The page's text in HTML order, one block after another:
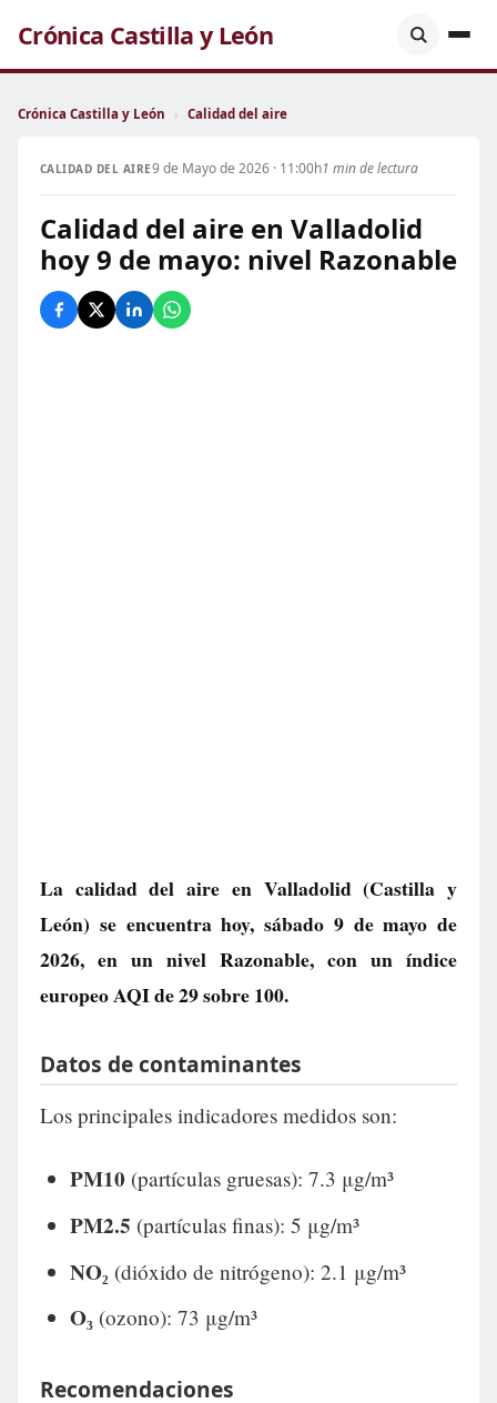
Crónica Castilla y León
Crónica Castilla y León › Calidad del aire
CALIDAD DEL AIRE9 de Mayo de 2026 · 11:00h1 min de lectura
Calidad del aire en Valladolid
hoy 9 de mayo: nivel Razonable
La calidad del aire en Valladolid(Castilla y
León) se encuentra hoy, sábado 9 de mayo de
2026, en un nivel Razonable, con un índice
europeo AQI de29sobre 100.
Datos de contaminantes
Los principales indicadores medidos son:
PM10 (partículas gruesas): 7.3 μg/m³
PM2.5 (partículas finas): 5 μg/m³
NO₂ (dióxido de nitrógeno): 2.1 μg/m³
O₃ (ozono): 73 μg/m³
Recomendaciones